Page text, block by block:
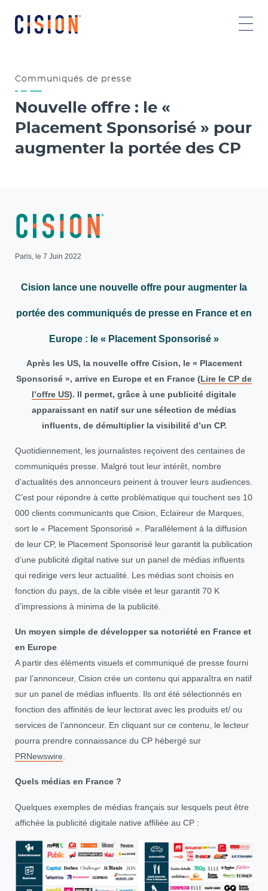
Communiqués de presse
Nouvelle offre : le «
Placement Sponsorisé » pour
augmenter la portée des CP
Paris, le 7 Juin 2022
Cision lance une nouvelle offre pour augmenter la
portée des communiqués de presse en France et en
Europe : le « Placement Sponsorisé »
Après les US, la nouvelle offre Cision, le « Placement
Sponsorisé », arrive en Europe et en France (Lire le CP de
l’offre US). Il permet, grâce à une publicité digitale
apparaissant en natif sur une sélection de médias
influents, de démultiplier la visibilité d’un CP.
Quotidiennement, les journalistes reçoivent des centaines de
communiqués presse. Malgré tout leur intérêt, nombre
d’actualités des annonceurs peinent à trouver leurs audiences.
C’est pour répondre à cette problématique qui touchent ses 10
000 clients communicants que Cision, Eclaireur de Marques,
sort le « Placement Sponsorisé ». Parallèlement à la diffusion
de leur CP, le Placement Sponsorisé leur garantit la publication
d’une publicité digital native sur un panel de médias influents
qui redirige vers leur actualité. Les médias sont choisis en
fonction du pays, de la cible visée et leur garantit 70 K
d’impressions à minima de la publicité.
Un moyen simple de développer sa notoriété en France et
en Europe
A partir des éléments visuels et communiqué de presse fourni
par l’annonceur, Cision crée un contenu qui apparaîtra en natif
sur un panel de médias influents. Ils ont été sélectionnés en
fonction des affinités de leur lectorat avec les produits et/ ou
services de l’annonceur. En cliquant sur ce contenu, le lecteur
pourra prendre connaissance du CP hébergé sur
PRNewswire
Quels médias en France ?
Quelques exemples de médias français sur lesquels peut être
affichée la publicité digitale native affiliée au CP :